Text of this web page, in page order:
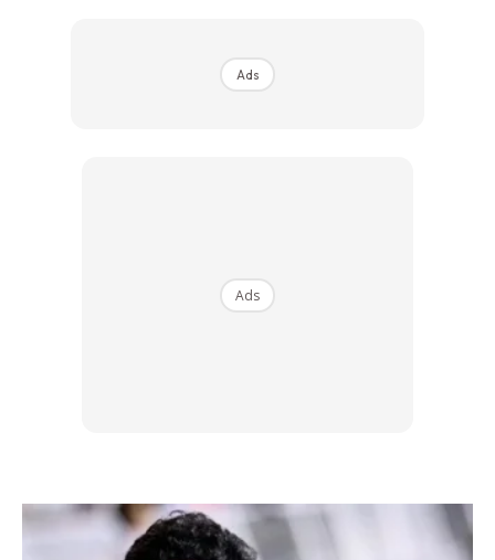
Ads
penyimpanan yang mudah.
Road Bike: Direka untuk kelajuan dan efisiensi di jalan
Ads
Ads